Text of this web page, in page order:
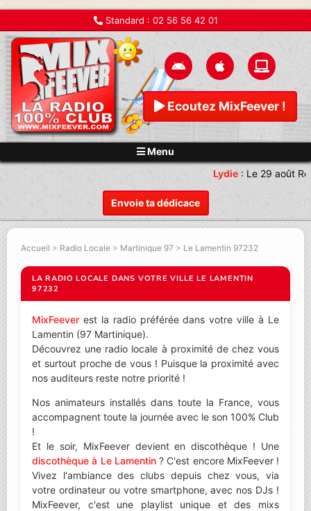
Standard : 02 56 56 42 01
Ecoutez MixFeever !
Menu
Envoie ta dédicace
Lydie:Le 29 août
Accueil > Radio Locale > Martinique 97 > Le Lamentin 97232
LA RADIO LOCALE DANS VOTRE VILLE LE LAMENTIN
97232
MixFeever est la radio préférée dans votre ville à Le
Lamentin (97 Martinique).
Découvrez une radio locale à proximité de chez vous
et surtout proche de vous ! Puisque la proximité avec
nos auditeurs reste notre priorité !
Nos animateurs installés dans toute la France, vous
accompagnent toute la journée avec le son 100% Club
!
Et le soir, MixFeever devient en discothèque ! Une
discothèque à Le Lamentin? C'est encore MixFeever !
Vivez l'ambiance des clubs depuis chez vous, via
votre ordinateur ou votre smartphone, avec nos DJs !
MixFeever, c'est une playlist unique et des mixs